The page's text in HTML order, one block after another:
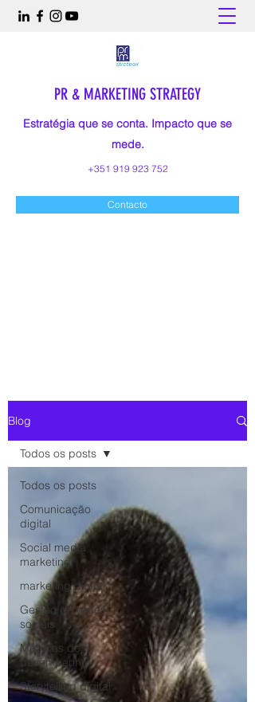
PR & MARKETING STRATEGY
Estratégia que se conta. Impacto que se
mede.
+351 919 923 752
Contacto
Blog
Todos os posts
Comunicação
digital
Social media
marketing
marketing digital
Gestão de redes
sociais
Métricas de
desempenho
Storytelling digital
Todos os posts